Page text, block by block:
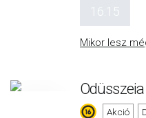
16:15
Mikor lesz
Odüsszeia
Akció